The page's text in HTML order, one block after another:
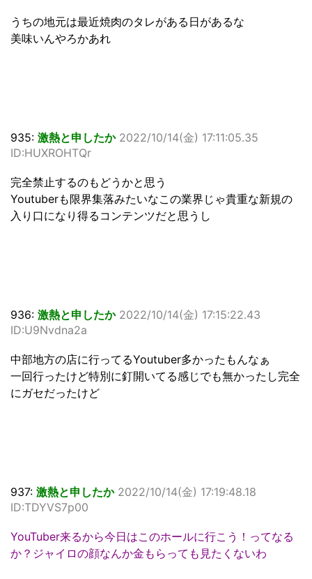
うちの地元は最近焼肉のタレがある日があるな
美味いんやろかあれ
935: 激熱と申したか 2022/10/14(金) 17:11:05.35
ID:HUXROHTQr
完全禁止するのもどうかと思う
Youtuberも限界集落みたいなこの業界じゃ貴重な新規の
入り口になり得るコンテンツだと思うし
936: 激熱と申したか 2022/10/14(金) 17:15:22.43
ID:U9Nvdna2a
中部地方の店に行ってるYoutuber多かったもんなぁ
一回行ったけど特別に釘開いてる感じでも無かったし完全
にガセだったけど
937: 激熱と申したか 2022/10/14(金) 17:19:48.18
ID:TDYVS7p00
YouTuber来るから今日はこのホールに行こう！ってなる
か？ジャイロの顔なんか金もらっても見たくないわ